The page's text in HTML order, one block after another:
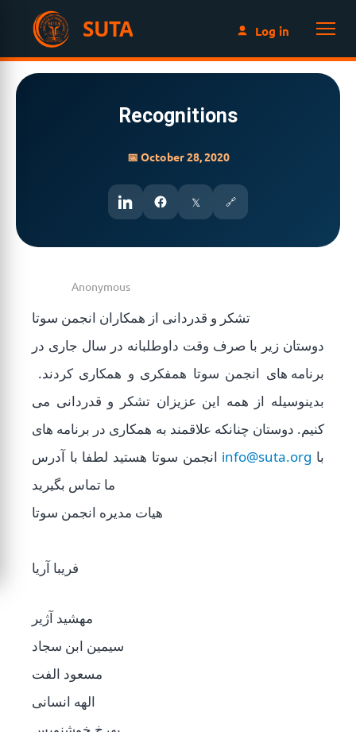
SUTA Log in
Recognitions
📅 October 28, 2020
𝕏 🔗
تشکر و قدردانی از همکاران انجمن سوتا
دوستان زیر با صرف وقت داوطلبانه در سال جاری در
برنامه های انجمن سوتا همفکری و همکاری کردند.
بدینوسیله از همه این عزیزان تشکر و قدردانی می
کنیم. دوستان چنانکه علاقمند به همکاری در برنامه های
info@suta.org
ما تماس بگیرید
هیات مدیره انجمن سوتا
فریبا آریا
مهشید آژیر
سیمین ابن سجاد
مسعود الفت
الهه انسانی